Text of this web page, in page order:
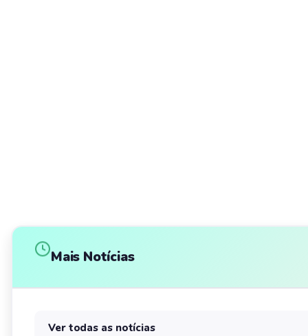
Mais Notícias
Ver todas as notícias